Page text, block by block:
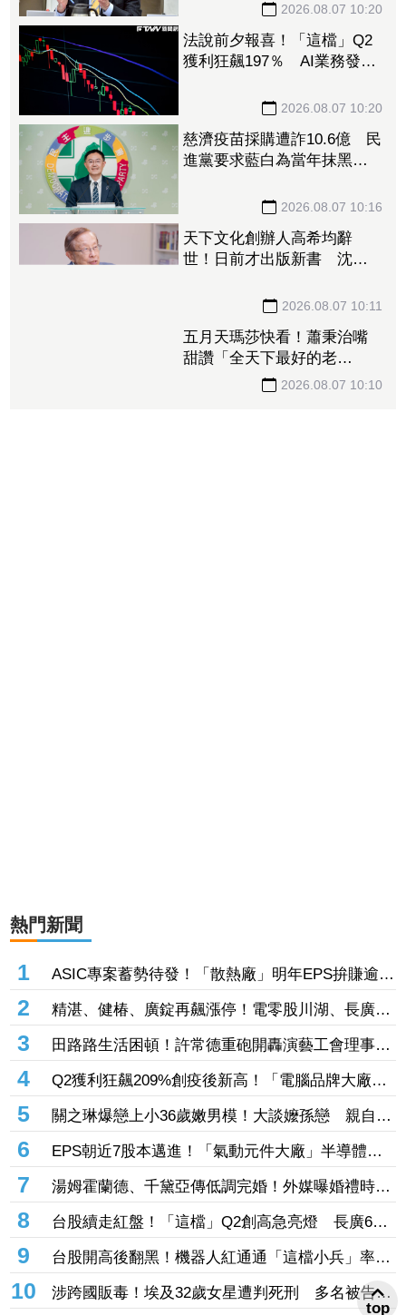
2026.08.07 10:20
法說前夕報喜！「這檔」Q2
獲利狂飆197％ AI業務發威
2026.08.07 10:20
慈濟疫苗採購遭詐10.6億 民
進黨要求藍白為當年抹黑防
2026.08.07 10:16
天下文化創辦人高希均辭
世！日前才出版新書 沈春
2026.08.07 10:11
五月天瑪莎快看！蕭秉治嘴
甜讚「全天下最好的老
闆」 他星國秀16蹲失敗
熱門新聞
1
ASIC專案蓄勢待發！「散熱廠」明年EPS拚賺逾14
股本 7月營收攀升116%
2
精湛、健椿、廣錠再飆漲停！電零股川湖、長廣、
台虹齊亮燈 威潤、承啟、永擎攻頂鎖不住
3
田路路生活困頓！許常德重砲開轟演藝工會理事
長 「財務去向交代清楚」
4
Q2獲利狂飆209%創疫後新高！「電腦品牌大廠」
H1營收飆破1577億元 股價翻紅緊守30大關
5
關之琳爆戀上小36歲嫩男模！大談嬤孫戀 親自回
應戀情
6
EPS朝近7股本邁進！「氣動元件大廠」半導體高
毛利助攻 目標價衝1700元
7
湯姆霍蘭德、千黛亞傳低調完婚！外媒曝婚禮時間
地點 僅邀至親好友見證幸福
8
台股續走紅盤！「這檔」Q2創高急亮燈 長廣6月
EPS0.3賺贏前一季同登漲停
9
台股開高後翻黑！機器人紅通通「這檔小兵」率先
攻漲停 致茂、全球傳動噴半根
top